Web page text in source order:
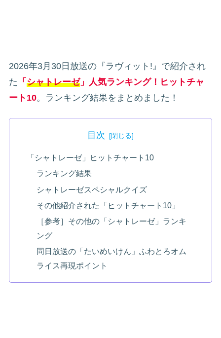
2026年3月30日放送の『ラヴィット!』で紹介され
た 「 シャトレーゼ」人気ランキング！ヒットチャ
ート10。ランキング結果をまとめました！
目次
「シャトレーゼ」ヒットチャート10
ランキング結果
シャトレーゼスペシャルクイズ
その他紹介された「ヒットチャート10」
［参考］その他の「シャトレーゼ」ランキ
ング
同日放送の「たいめいけん」ふわとろオム
ライス再現ポイント